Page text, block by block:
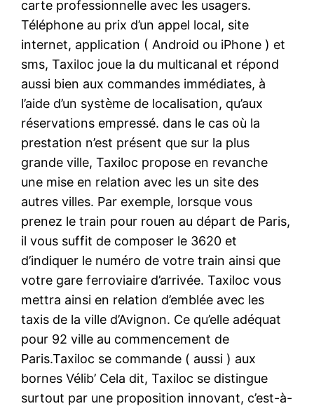
carte professionnelle avec les usagers.
Téléphone au prix d’un appel local, site
internet, application ( Android ou iPhone ) et
sms, Taxiloc joue la du multicanal et répond
aussi bien aux commandes immédiates, à
l’aide d’un système de localisation, qu’aux
réservations empressé. dans le cas où la
prestation n’est présent que sur la plus
grande ville, Taxiloc propose en revanche
une mise en relation avec les un site des
autres villes. Par exemple, lorsque vous
prenez le train pour rouen au départ de Paris,
il vous suffit de composer le 3620 et
d’indiquer le numéro de votre train ainsi que
votre gare ferroviaire d’arrivée. Taxiloc vous
mettra ainsi en relation d’emblée avec les
taxis de la ville d’Avignon. Ce qu’elle adéquat
pour 92 ville au commencement de
Paris.Taxiloc se commande ( aussi ) aux
bornes Vélib’ Cela dit, Taxiloc se distingue
surtout par une proposition innovant, c’est-à-